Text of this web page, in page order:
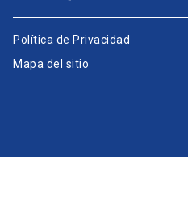
Política de Privacidad
Mapa del sitio